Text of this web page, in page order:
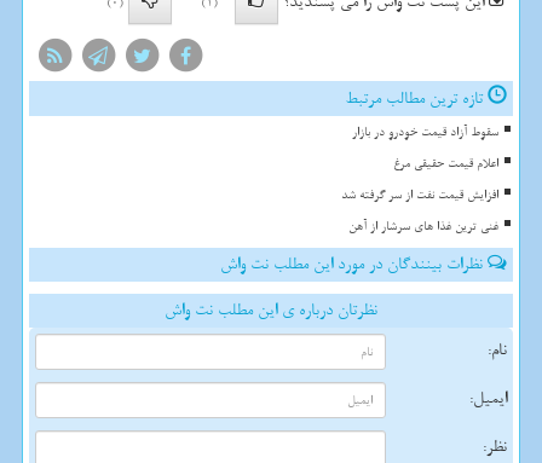
تازه ترین مطالب مرتبط
سقوط آزاد قیمت خودرو در بازار
اعلام قیمت حقیقی مرغ
افزایش قیمت نفت از سر گرفته شد
غنی ترین غذا های سرشار از آهن
نظرات بینندگان در مورد این مطلب نت واش
نظرتان درباره ی این مطلب نت واش
نام:
ایمیل:
نظر: